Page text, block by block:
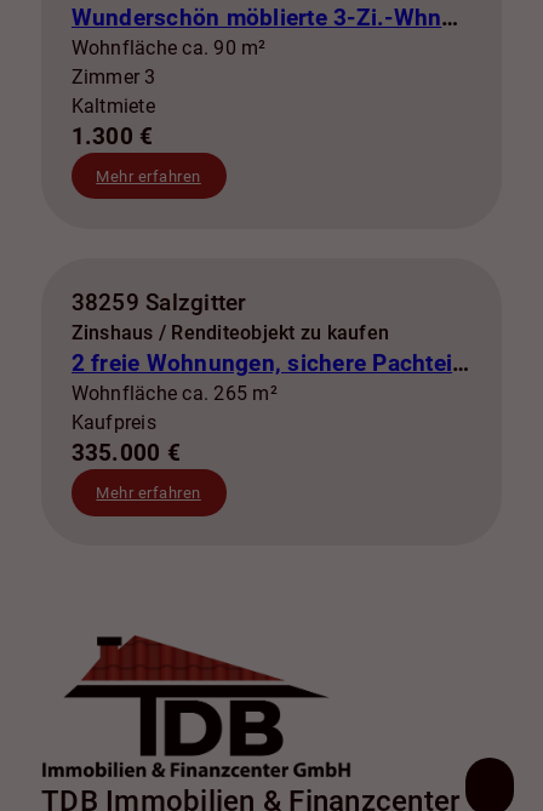
Wunderschön möblierte 3-Zi.-Whng mit Balkon zur Miete! SZ-Lebenstedt
Wohnfläche ca. 90 m²
Zimmer 3
Kaltmiete
1.300 €
Mehr erfahren
38259 Salzgitter
Zinshaus / Renditeobjekt zu kaufen
2 freie Wohnungen, sichere Pachteinnahmen & eigene Stromerzeugung
Wohnfläche ca. 265 m²
Kaufpreis
335.000 €
Mehr erfahren
TDB Immobilien & Finanzcenter